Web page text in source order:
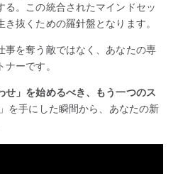
る。この統合されたマインドセッ
抜くための羅針盤となります。
事を奪う敵ではなく、あなたの専
ーです。
せ」を始めるべき、もう一つのス
を手にした瞬間から、あなたの新